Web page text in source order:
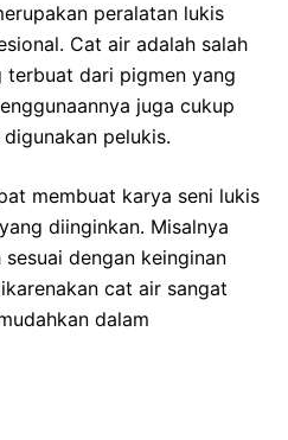
peralatan lukis
Cat air adalah salah
terbuat dari pigmen yang
juga cukup
pelukis.
membuat karya seni lukis
diinginkan. Misalnya
dengan keinginan
cat air sangat
dalam